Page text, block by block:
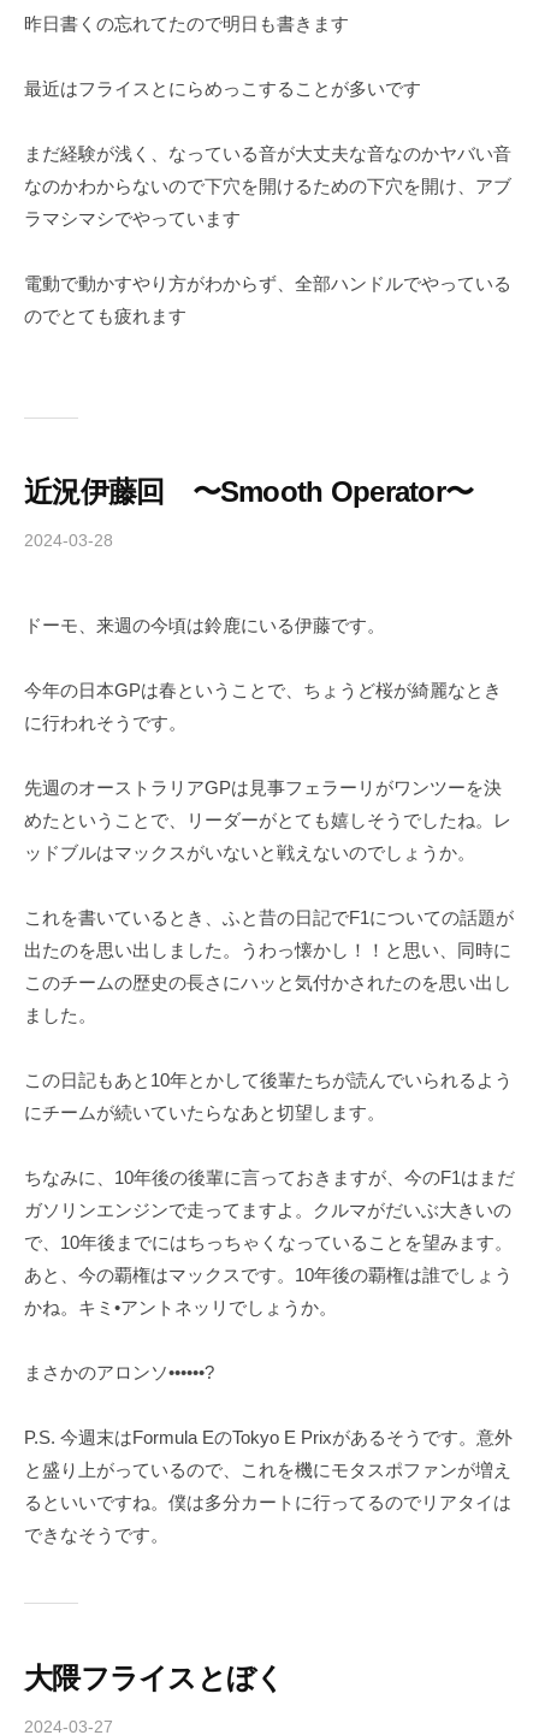
h
b
-
o
u
l
昨日書くの忘れてたので明日も書きます
最近はフライスとにらめっこすることが多いです
まだ経験が浅く、なっている音が大丈夫な音なのかヤバい音
なのかわからないので下穴を開けるための下穴を開け、アブ
ラマシマシでやっています
電動で動かすやり方がわからず、全部ハンドルでやっている
のでとても疲れます
近況伊藤回 〜Smooth Operator〜
2024-03-28
h
b
a
o
r
m
l
a
ドーモ、来週の今頃は鈴鹿にいる伊藤です。
今年の日本GPは春ということで、ちょうど桜が綺麗なとき
に行われそうです。
先週のオーストラリアGPは見事フェラーリがワンツーを決
めたということで、リーダーがとても嬉しそうでしたね。レ
ッドブルはマックスがいないと戦えないのでしょうか。
これを書いているとき、ふと昔の日記でF1についての話題が
出たのを思い出しました。うわっ懐かし！！と思い、同時に
このチームの歴史の長さにハッと気付かされたのを思い出し
ました。
この日記もあと10年とかして後輩たちが読んでいられるよう
にチームが続いていたらなあと切望します。
ちなみに、10年後の後輩に言っておきますが、今のF1はまだ
ガソリンエンジンで走ってますよ。クルマがだいぶ大きいの
で、10年後までにはちっちゃくなっていることを望みます。
あと、今の覇権はマックスです。10年後の覇権は誰でしょう
かね。キミ•アントネッリでしょうか。
まさかのアロンソ••••••?
P.S. 今週末はFormula EのTokyo E Prixがあるそうです。意外
と盛り上がっているので、これを機にモタスポファンが増え
るといいですね。僕は多分カートに行ってるのでリアタイは
できなそうです。
大隈フライスとぼく
2024-03-27